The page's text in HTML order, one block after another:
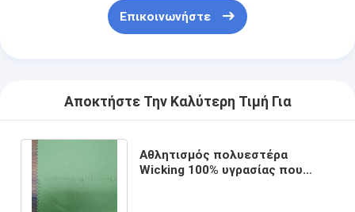
Επικοινωνήστε
Αποκτήστε Την Καλύτερη Τιμή Για
Αθλητισμός πολυεστέρα
Wicking 100% υγρασίας που